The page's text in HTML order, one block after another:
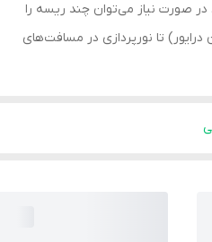
نیاز می‌توان چند ریسه را
تا نورپردازی در مسافت‌های